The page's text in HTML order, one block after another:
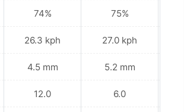
74%
26.3 kph
4.5 mm
12.0
75%
27.0 kph
5.2 mm
6.0